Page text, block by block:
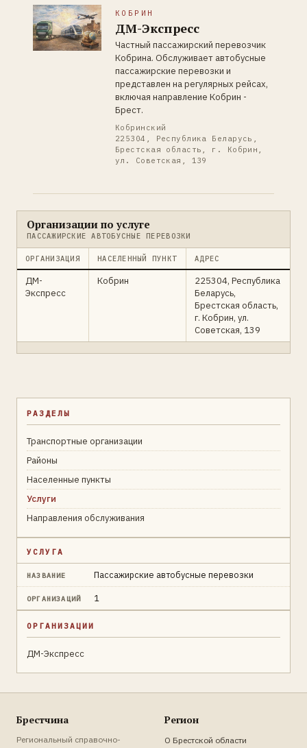
КОБРИН
ДМ-Экспресс
Частный пассажирский перевозчик
Кобрина. Обслуживает автобусные
пассажирские перевозки и
представлен на регулярных рейсах,
включая направление Кобрин -
Брест.
Кобринский
225304, Республика Беларусь,
Брестская область, г. Кобрин,
ул. Советская, 139
Организации по услуге
ПАССАЖИРСКИЕ АВТОБУСНЫЕ ПЕРЕВОЗКИ
ОРГАНИЗАЦИЯ НАСЕЛЕННЫЙ ПУНКТ АДРЕС
ДМ-
Экспресс
Кобрин
225304, Республика
Беларусь,
Брестская область,
г. Кобрин, ул.
Советская, 139
РАЗДЕЛЫ
Транспортные организации
Районы
Населенные пункты
Услуги
Направления обслуживания
УСЛУГА
НАЗВАНИЕ Пассажирские автобусные перевозки
ОРГАНИЗАЦИЙ 1
ОРГАНИЗАЦИИ
ДМ-Экспресс
Брестчина
Региональный справочно-
Регион
О Брестской области